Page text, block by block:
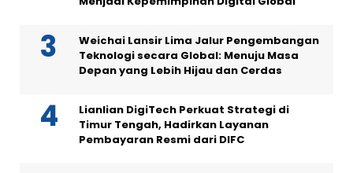
Weichai Lansir Lima Jalur Pengembangan
Teknologi secara Global: Menuju Masa
Depan yang Lebih Hijau dan Cerdas
Lianlian DigiTech Perkuat Strategi di
Timur Tengah, Hadirkan Layanan
Pembayaran Resmi dari DIFC